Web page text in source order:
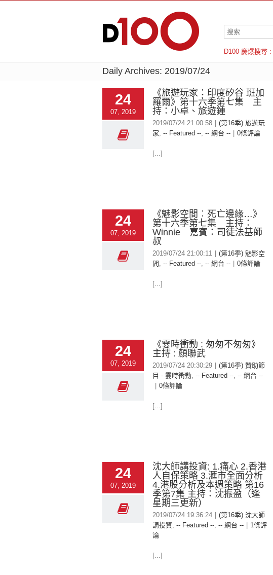
D100 慶爆搜尋 :
羅倫斯
Daily Archives: 2019/07/24
24
07, 2019
《旅遊玩家：印度矽谷 班加
羅爾》第十六季第七集 主
持：小卓、旅遊鍾
2019/07/24 21:00:58
(第16季) 旅遊玩
家, -- Featured --, -- 網台 -- 0條評論
[...]
24
07, 2019
《魅影空間︰死亡邊緣…》
第十六季第七集 主持：
Winnie 嘉賓：司徒法基師
叔
2019/07/24 21:00:11
(第16季) 魅影空
間 , -- Featured --, -- 網台 -- 0條評論
[...]
24
07, 2019
《霎時衝動 : 匆匆不匆匆》
主持 : 顏聯武
2019/07/24 20:30:29
(第16季) 贊助節
目 - 霎時衝動, -- Featured --, -- 網台 --
0條評論
[...]
24
07, 2019
沈大師講投資: 1.痛心 2.香港
人自保策略 3.滙市全面分析
4.港股分析及本週策略 第16
季第7集 主持：沈振盈（逢
星期三更新）
2019/07/24 19:36:24
(第16季) 沈大師
講投資, -- Featured --, -- 網台 --
1條評
論
[...]